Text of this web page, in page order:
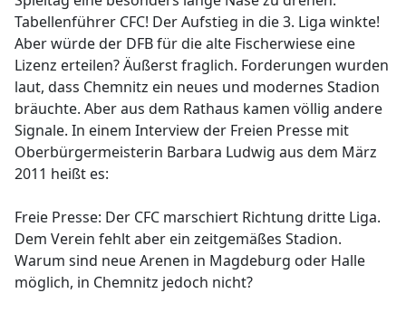
Tabellenführer CFC! Der Aufstieg in die 3. Liga winkte!
Aber würde der DFB für die alte Fischerwiese eine
Lizenz erteilen? Äußerst fraglich. Forderungen wurden
laut, dass Chemnitz ein neues und modernes Stadion
bräuchte. Aber aus dem Rathaus kamen völlig andere
Signale. In einem Interview der Freien Presse mit
Oberbürgermeisterin Barbara Ludwig aus dem März
2011 heißt es:
Freie Presse: Der CFC marschiert Richtung dritte Liga.
Dem Verein fehlt aber ein zeitgemäßes Stadion.
Warum sind neue Arenen in Magdeburg oder Halle
möglich, in Chemnitz jedoch nicht?